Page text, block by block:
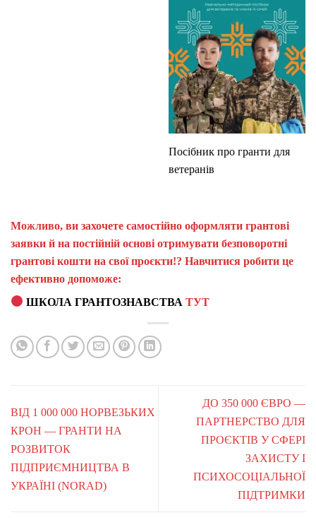
Посібник про гранти для
ветеранів
Можливо, ви захочете самостійно оформляти грантові
заявки й на постійній основі отримувати безповоротні
грантові кошти на свої проєкти!? Навчитися робити це
ефективно допоможе:
ШКОЛА ГРАНТОЗНАВСТВАТУТ
ВІД 1 000 000 НОРВЕЗЬКИХ
КРОН — ГРАНТИ НА
РОЗВИТОК
ПІДПРИЄМНИЦТВА В
УКРАЇНІ (NORAD)
ДО 350 000 ЄВРО —
ПАРТНЕРСТВО ДЛЯ
ПРОЄКТІВ У СФЕРІ
ЗАХИСТУ І
ПСИХОСОЦІАЛЬНОЇ
ПІДТРИМКИ